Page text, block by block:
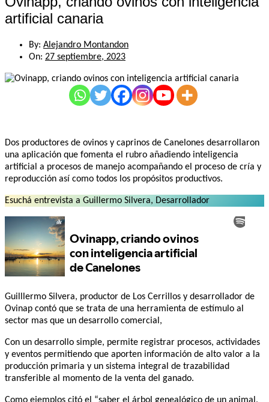
artificial canaria
By: Alejandro Montandon
On: 27 septiembre, 2023
Dos productores de ovinos y caprinos de Canelones desarrollaron
una aplicación que fomenta el rubro añadiendo inteligencia
artificial a procesos de manejo acompañando el proceso de cría y
reproducción así como todos los propósitos productivos.
Esuchá entrevista a Guillermo Silvera, Desarrollador
Guilllermo Silvera, productor de Los Cerrillos y desarrollador de
Ovinap contó que se trata de una herramienta de estímulo al
sector mas que un desarrollo comercial,
Con un desarrollo simple, permite registrar procesos, actividades
y eventos permitiendo que aporten información de alto valor a la
producción primaria y un sistema integral de trazabilidad
transferible al momento de la venta del ganado.